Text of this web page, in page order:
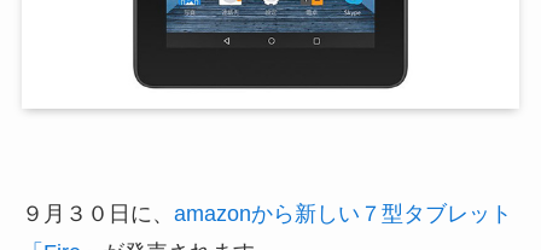
９月３０日に、 amazonから新しい７型タブレット